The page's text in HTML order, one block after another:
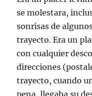
se molestara,
sonrisas de
trayecto. Era un
con cualquier
direcciones
trayecto, cuando